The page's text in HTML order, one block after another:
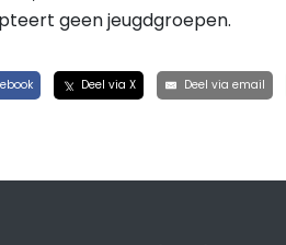
geen jeugdgroepen.
Deel via X Deel via email